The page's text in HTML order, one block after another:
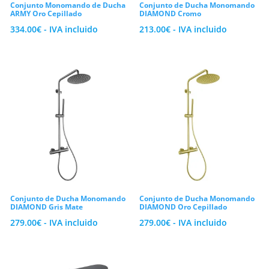
acabados muy versátiles como el cromo
brillante y el elegante negro mate,
Explora el catálogo de
columnas de
ducha
de VAROBATH, selecciona el
formato idóneo para tu hogar y mejora tu
Conjunto Monomando de Ducha
ARMY Oro Cepillado
334.00€ - IVA incluido
Conjunto de Ducha Monomando
DIAMOND Cromo
213.00€ - IVA incluido
Conjunto de Ducha Monomando
DIAMOND Gris Mate
279.00€ - IVA incluido
Conjunto de Ducha Monomando
DIAMOND Oro Cepillado
279.00€ - IVA incluido